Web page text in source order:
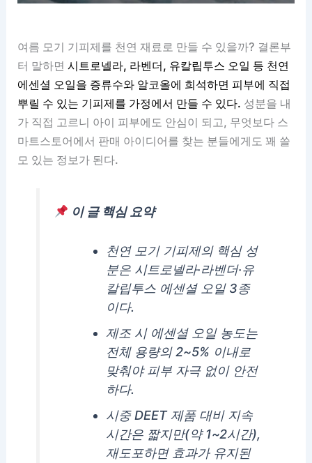
여름 모기 기피제를 천연 재료로 만들 수 있을까? 결론부
터 말하면시트로넬라, 라벤더, 유칼립투스 오일 등 천연
에센셜 오일을 증류수와 알코올에 희석하면 피부에 직접
뿌릴 수 있는 기피제를 가정에서 만들 수 있다. 성분을 내
가 직접 고르니 아이 피부에도 안심이 되고, 무엇보다 스
마트스토어에서 판매 아이디어를 찾는 분들에게도 꽤 쓸
모 있는 정보가 된다.
이 글 핵심 요약
천연 모기 기피제의 핵심 성
분은 시트로넬라·라벤더·유
칼립투스 에센셜 오일 3종
이다.
제조 시 에센셜 오일 농도는
전체 용량의 2~5% 이내로
맞춰야 피부 자극 없이 안전
하다.
시중 DEET 제품 대비 지속
시간은 짧지만(약 1~2시간),
재도포하면 효과가 유지된